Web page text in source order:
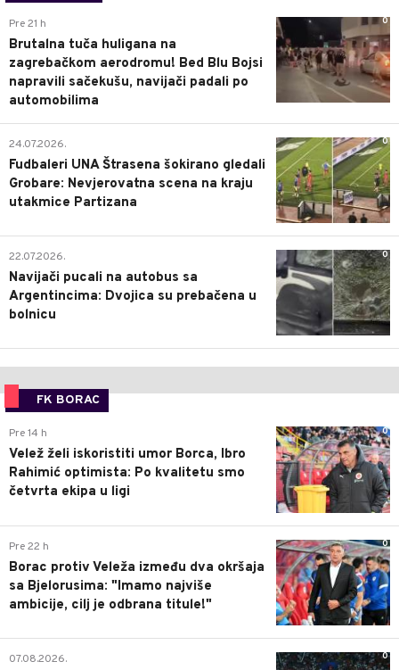
0
Pre 21 h
Brutalna tuča huligana na
zagrebačkom aerodromu! Bed Blu Bojsi
napravili sačekušu, navijači padali po
automobilima
0
24.07.2026.
Fudbaleri UNA Štrasena šokirano gledali
Grobare: Nevjerovatna scena na kraju
utakmice Partizana
0
22.07.2026.
Navijači pucali na autobus sa
Argentincima: Dvojica su prebačena u
bolnicu
FK BORAC
0
Pre 14 h
Velež želi iskoristiti umor Borca, Ibro
Rahimić optimista: Po kvalitetu smo
četvrta ekipa u ligi
0
Pre 22 h
Borac protiv Veleža između dva okršaja
sa Bjelorusima: "Imamo najviše
ambicije, cilj je odbrana titule!"
0
07.08.2026.